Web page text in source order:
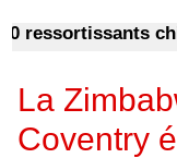
La
Coventry